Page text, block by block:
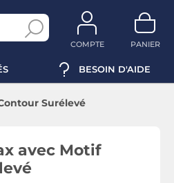
COMPTE PANIER
BESOIN D'AIDE
Surélevé
avec Motif